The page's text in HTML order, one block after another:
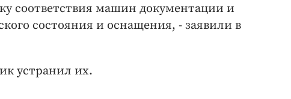
соответствия машин документации и
состояния и оснащения, - заявили в
устранил их.